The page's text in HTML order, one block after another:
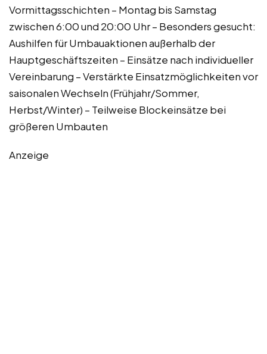
Vormittagsschichten – Montag bis Samstag
zwischen 6:00 und 20:00 Uhr – Besonders gesucht:
Aushilfen für Umbauaktionen außerhalb der
Hauptgeschäftszeiten – Einsätze nach individueller
Vereinbarung – Verstärkte Einsatzmöglichkeiten vor
saisonalen Wechseln (Frühjahr/Sommer,
Herbst/Winter) – Teilweise Blockeinsätze bei
größeren Umbauten
Anzeige